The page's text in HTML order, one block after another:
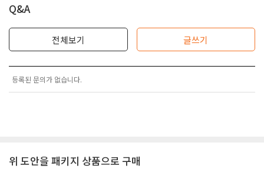
Q&A
전체보기 글쓰기
등록된 문의가 없습니다.
위 도안을 패키지 상품으로 구매